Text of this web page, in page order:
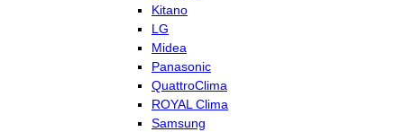
Kitano
LG
Midea
Panasonic
QuattroClima
ROYAL Clima
Samsung